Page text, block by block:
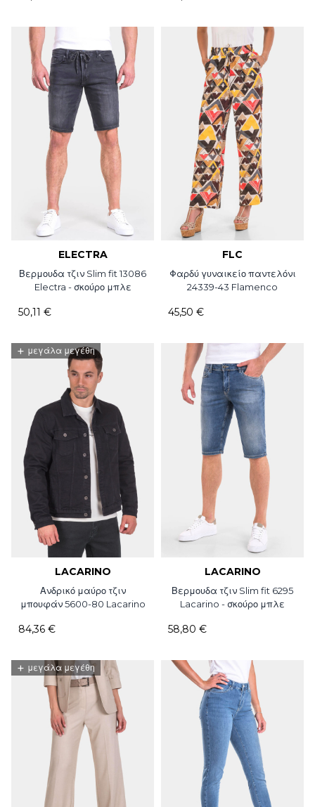
ELECTRA
Βερμουδα τζιν Slim fit 13086
Electra - σκούρο μπλε
50,11 €
FLC
Φαρδύ γυναικείο παντελόνι
24339-43 Flamenco
45,50 €
+ μεγάλα μεγέθη
LACARINO
Ανδρικό μαύρο τζιν
μπουφάν 5600-80 Lacarino
84,36 €
LACARINO
Βερμουδα τζιν Slim fit 6295
Lacarino - σκούρο μπλε
58,80 €
+ μεγάλα μεγέθη